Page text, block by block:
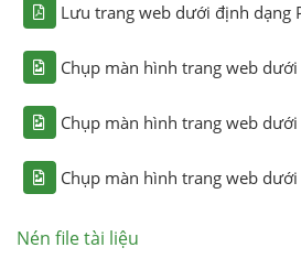
Lưu trang web dưới định dạng
Chụp màn hình trang web dưới
Chụp màn hình trang web dưới
Chụp màn hình trang web dưới
Nén file tài liệu